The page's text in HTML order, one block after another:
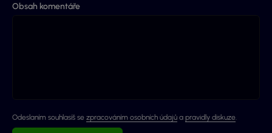
Obsah komentáře
Odeslaním souhlasíš se zpracováním osobních údajů a pravidly diskuze